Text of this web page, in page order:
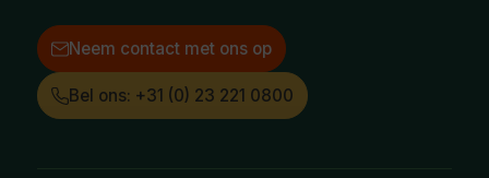
Neem contact met ons op
Bel ons: +31 (0) 23 221 0800